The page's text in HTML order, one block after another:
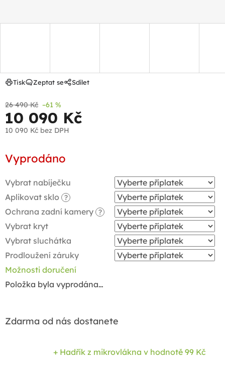
26 490 Kč –61 %
10 090 Kč
10 090 Kč bez DPH
cena:
Vyprodáno
Vybrat nabíječku
Aplikovat sklo
?
Ochrana zadní kamery ?
Vybrat kryt
Vybrat sluchátka
Prodloužení záruky
Možnosti doručení
Položka byla vyprodána…
Zdarma od nás dostanete
+ Hadřík z mikrovlákna v hodnotě 99 Kč
Tisk Zeptat se Sdílet